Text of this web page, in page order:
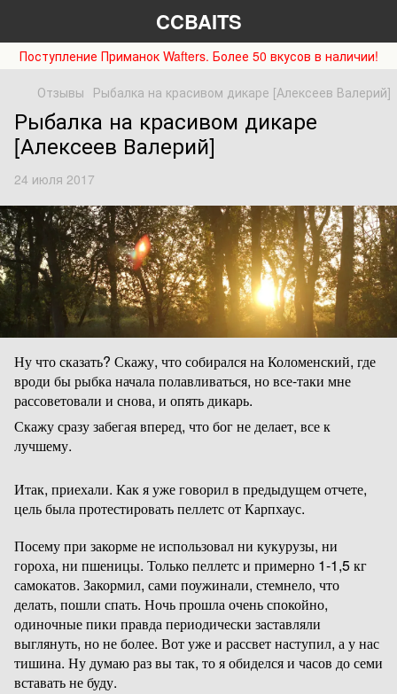
CCBAITS
Поступление Приманок Wafters. Более 50 вкусов в наличии!
Отзывы Рыбалка на красивом дикаре [Алексеев Валерий]
Рыбалка на красивом дикаре
[Алексеев Валерий]
24 июля 2017
Ну что сказать? Скажу, что собирался на Коломенский, где
вроди бы рыбка начала полавливаться, но все-таки мне
рассоветовали и снова, и опять дикарь.
Скажу сразу забегая вперед, что бог не делает, все к
лучшему.
Итак, приехали. Как я уже говорил в предыдущем отчете,
цель была протестировать пеллетс от Карпхаус.
Посему при закорме не использовал ни кукурузы, ни
гороха, ни пшеницы. Только пеллетс и примерно 1-1,5 кг
самокатов. Закормил, сами поужинали, стемнело, что
делать, пошли спать. Ночь прошла очень спокойно,
одиночные пики правда периодически заставляли
выглянуть, но не более. Вот уже и рассвет наступил, а у нас
тишина. Ну думаю раз вы так, то я обиделся и часов до семи
вставать не буду.